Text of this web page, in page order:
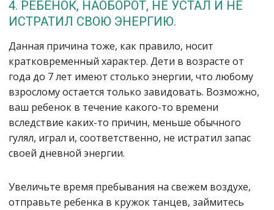
4. РЕБЕНОК, НАОБОРОТ, НЕ УСТАЛ И НЕ
ИСТРАТИЛ СВОЮ ЭНЕРГИЮ.
Данная причина тоже, как правило, носит
кратковременный характер. Дети в возрасте от
года до 7 лет имеют столько энергии, что любому
взрослому остается только завидовать. Возможно,
ваш ребенок в течение какого-то времени
вследствие каких-то причин, меньше обычного
гулял, играл и, соответственно, не истратил запас
своей дневной энергии.
Увеличьте время пребывания на свежем воздухе,
отправьте ребенка в кружок танцев, займитесь